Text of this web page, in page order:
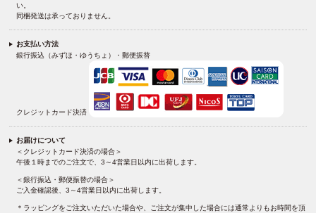
い。
同梱発送は承っておりません。
お支払い方法
銀行振込（みずほ・ゆうちょ）・郵便振替
クレジットカード決済
お届けについて
＜クレジットカード決済の場合＞
午後１時までのご注文で、3～4営業日以内に出荷します。
＜銀行振込・郵便振替の場合＞
ご入金確認後、3～4営業日以内に出荷します。
＊ラッピングをご注文いただいた場合や、ご注文が集中した場合には通常よりもお時間を頂